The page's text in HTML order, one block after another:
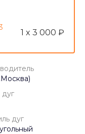
1 x 3 000 ₽
дуг